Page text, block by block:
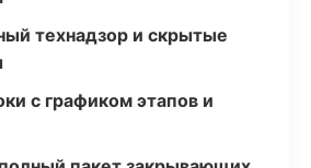
технадзор и скрытые
с графиком этапов и